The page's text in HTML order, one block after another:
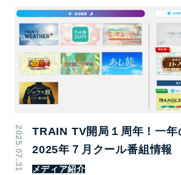
2025.07.31
TRAIN TV開局１周年！一年
2025年７月クール番組情報
メディア紹介